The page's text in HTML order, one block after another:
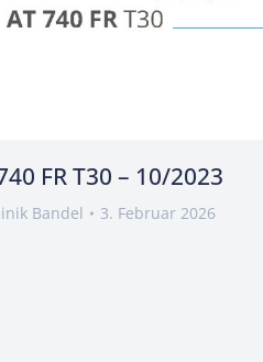
FR T30 – 10/2023
Bandel 3. Februar 2026